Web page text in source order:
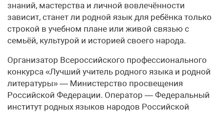
знаний, мастерства и личной вовлечённости
зависит, станет ли родной язык для ребёнка только
строкой в учебном плане или живой связью с
семьёй, культурой и историей своего народа.
Организатор Всероссийского профессионального
конкурса «Лучший учитель родного языка и родной
литературы» — Министерство просвещения
Российской Федерации. Оператор — Федеральный
институт родных языков народов Российской